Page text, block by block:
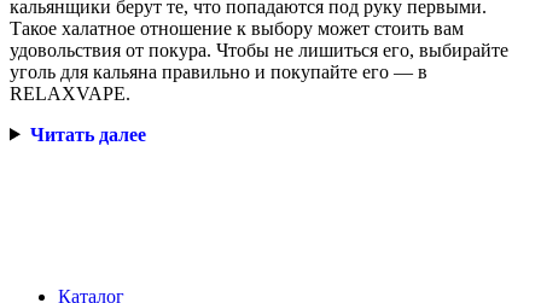
кальянщики берут те, что попадаются под руку первыми.
Такое халатное отношение к выбору может стоить вам
удовольствия от покура. Чтобы не лишиться его, выбирайте
уголь для кальяна правильно и покупайте его — в
RELAXVAPE.
Читать далее
Каталог